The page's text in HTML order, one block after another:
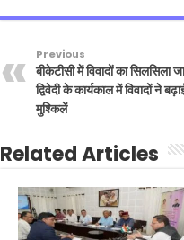
Previous
बीकेटीसी में विवादों का सिलसिला
द्विवेदी के कार्यकाल में विवादों ने
मुश्किलें
Related Articles